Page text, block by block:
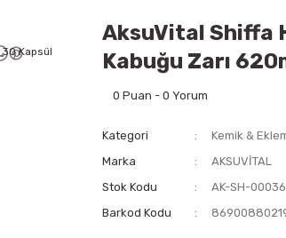
AksuVital Shiffa
Kabuğu Zarı
0 Puan - 0 Yorum
Kategori
Kemik &
Marka
AKSUVİTAL
Stok Kodu
AK-SH-
Barkod Kodu